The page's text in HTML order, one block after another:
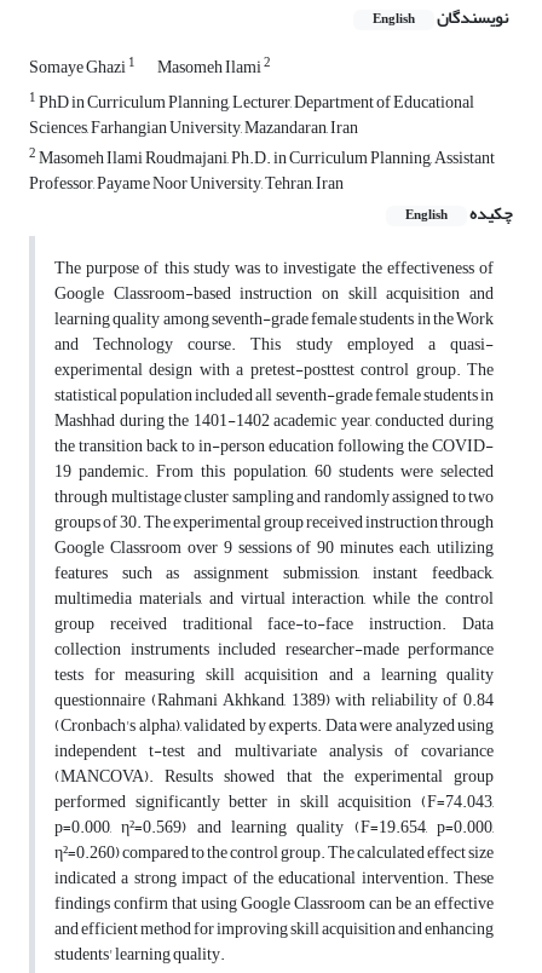
نویسندگان English
Somaye Ghazi1 Masomeh Ilami2
1PhD in Curriculum Planning, Lecturer, Department of Educational
Sciences, Farhangian University, Mazandaran, Iran
2Masomeh Ilami Roudmajani, Ph.D. in Curriculum Planning, Assistant
Professor, Payame Noor University, Tehran, Iran
چکیده
English
The purpose of this study was to investigate the effectiveness of
Google Classroom-based instruction on skill acquisition and
learning quality among seventh-grade female students in the Work
and Technology course. This study employed a quasi-
experimental design with a pretest-posttest control group. The
statistical population included all seventh-grade female students in
Mashhad during the 1401-1402 academic year, conducted during
the transition back to in-person education following the COVID-
19 pandemic. From this population, 60 students were selected
through multistage cluster sampling and randomly assigned to two
groups of 30. The experimental group received instruction through
Google Classroom over 9 sessions of 90 minutes each, utilizing
features such as assignment submission, instant feedback,
multimedia materials, and virtual interaction, while the control
group received traditional face-to-face instruction. Data
collection instruments included researcher-made performance
tests for measuring skill acquisition and a learning quality
questionnaire (Rahmani Akhkand, 1389) with reliability of 0.84
(Cronbach's alpha), validated by experts. Data were analyzed using
independent t-test and multivariate analysis of covariance
(MANCOVA). Results showed that the experimental group
performed significantly better in skill acquisition (F=74.043,
p=0.000, η²=0.569) and learning quality (F=19.654, p=0.000,
η²=0.260) compared to the control group. The calculated effect size
indicated a strong impact of the educational intervention. These
findings confirm that using Google Classroom can be an effective
and efficient method for improving skill acquisition and enhancing
students' learning quality.